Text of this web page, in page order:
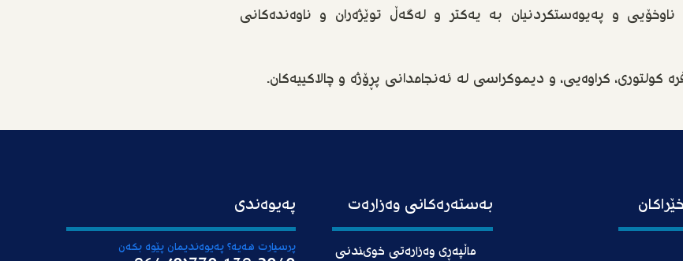
و پەیوەستکردنیان بە یەکتر و لەگەڵ توێژەران و ناوەندەکانی
کولتوری، کراوەیی، و دیموکراسی لە ئەنجامدانی پڕۆژە و چالاکییەکان.
بەستەرەکانی وەزارەت
ماڵپەڕی وەزارەتی خوىندنی
پەیوەندی
پرسیارت هەیە؟ پەیوەندیمان پێوە بکەن